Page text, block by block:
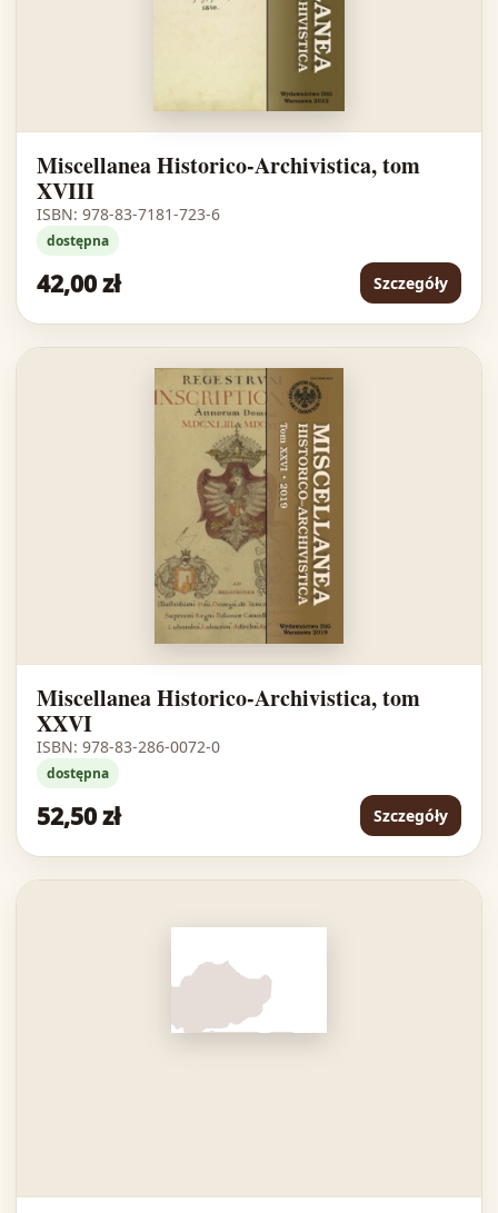
Miscellanea Historico-Archivistica, tom
XVIII
ISBN: 978-83-7181-723-6
dostępna
42,00 zł Szczegóły
Miscellanea Historico-Archivistica, tom
XXVI
ISBN: 978-83-286-0072-0
dostępna
52,50 zł Szczegóły